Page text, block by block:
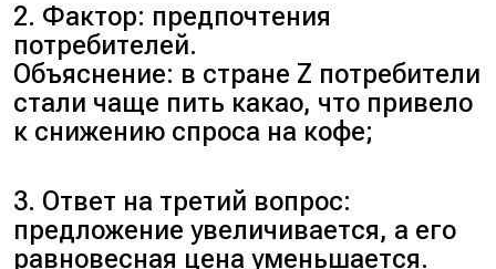
2. Фактор: предпочтения
потребителей.
Объяснение: в стране Z потребители
стали чаще пить какао, что привело
к снижению спроса на кофе;
3. Ответ на третий вопрос:
предложение увеличивается, а его
равновесная цена уменьшается.